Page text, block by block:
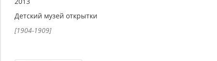
Детский музей открытки
[1904-1909]